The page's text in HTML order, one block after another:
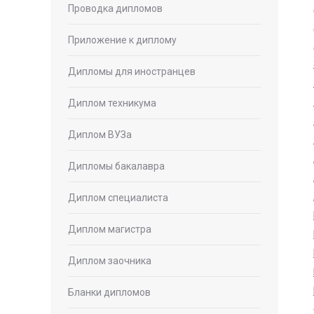
Проводка дипломов
Приложение к диплому
Дипломы для иностранцев
Диплом техникума
Диплом ВУЗа
Дипломы бакалавра
Диплом специалиста
Диплом магистра
Диплом заочника
Бланки дипломов